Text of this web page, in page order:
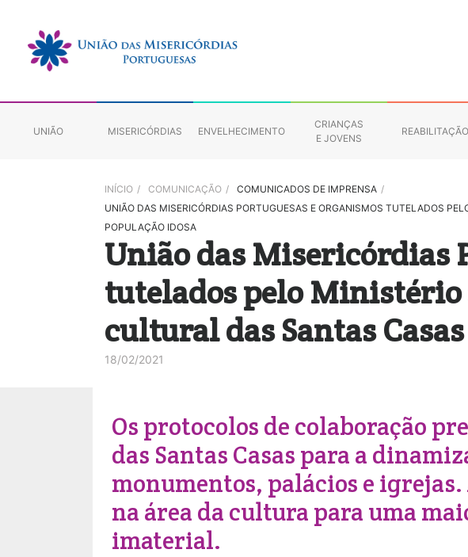
UNIÃO MISERICÓRDIAS ENVELHECIMENTO
CRIANÇAS
E JOVENS
REABILITAÇÃO
INÍCIO / COMUNICAÇÃO / COMUNICADOS DE IMPRENSA /
UNIÃO DAS MISERICÓRDIAS PORTUGUESAS E ORGANISMOS TUTELADOS
POPULAÇÃO IDOSA
União das Misericórdias
tutelados pelo
cultural das Santas
18/02/2021
Os protocolos de colaboração
das Santas Casas para a
monumentos, palácios e
na área da cultura para uma
imaterial.